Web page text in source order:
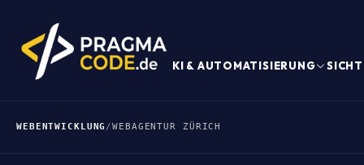
KI & AUTOMATISIERUNG
WEBENTWICKLUNG /WEBAGENTUR ZÜRICH